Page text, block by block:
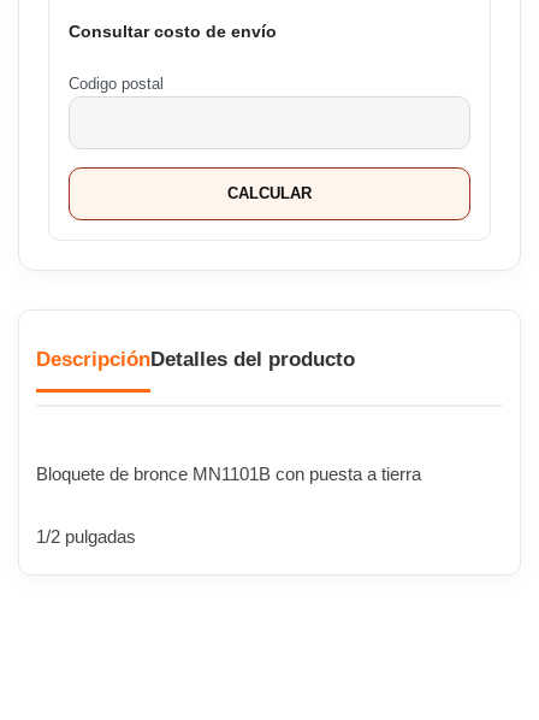
Consultar costo de envío
Codigo postal
CALCULAR
DescripciónDetalles del producto
Bloquete de bronce MN1101B con puesta a tierra
1/2 pulgadas